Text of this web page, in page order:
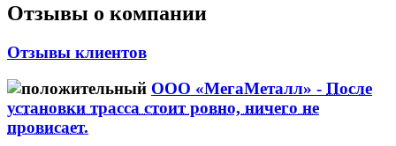
Отзывы о компании
Отзывы клиентов
ООО «МегаМеталл» - После
установки трасса стоит ровно, ничего не
провисает.